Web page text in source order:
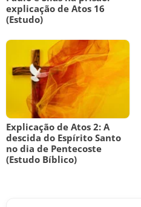
explicação de Atos 16
(Estudo)
Explicação de Atos 2: A
descida do Espírito Santo
no dia de Pentecoste
(Estudo Bíblico)